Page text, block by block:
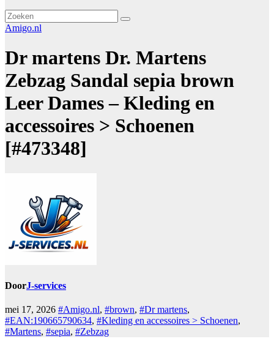
Amigo.nl
Dr martens Dr. Martens
Zebzag Sandal sepia brown
Leer Dames – Kleding en
accessoires > Schoenen
[#473348]
DoorJ-services
mei 17, 2026 #Amigo.nl, #brown, #Dr martens,
#EAN:190665790634, #Kleding en accessoires > Schoenen,
#Martens, #sepia, #Zebzag